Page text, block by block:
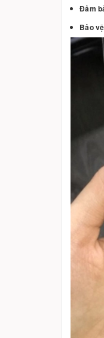
Đảm
Bảo